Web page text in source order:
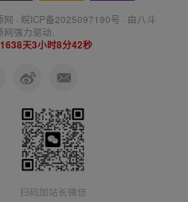
网 · 皖ICP备2025097190号 · 由八斗
网强力驱动.
1638天3小时8分42秒
扫码加站长微信